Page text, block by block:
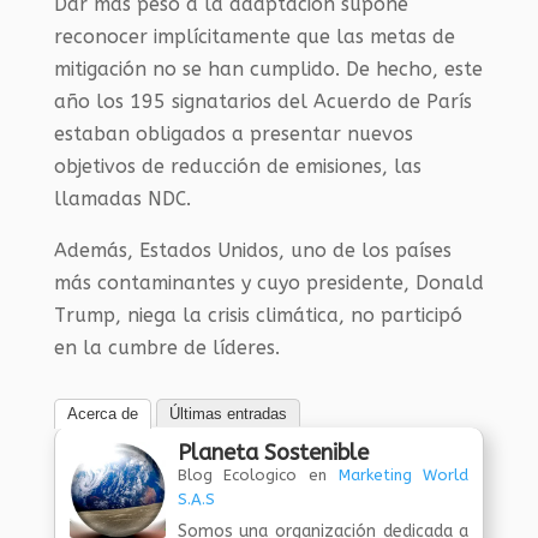
reconocer implícitamente que las metas de
mitigación no se han cumplido. De hecho, este
año los 195 signatarios del Acuerdo de París
estaban obligados a presentar nuevos
objetivos de reducción de emisiones, las
llamadas NDC.
Además, Estados Unidos, uno de los países
más contaminantes y cuyo presidente, Donald
Trump, niega la crisis climática, no participó
en la cumbre de líderes.
Acerca de Últimas entradas
Planeta Sostenible
Blog Ecologico en Marketing World
S.A.S
Somos una organización dedicada a